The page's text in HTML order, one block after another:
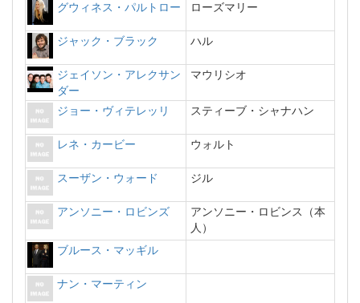
グウィネス・パルトロー ローズマリー
ジャック・ブラック ハル
ジェイソン・アレクサン
ダー
マウリシオ
ジョー・ヴィテレッリ スティーブ・シャナハン
レネ・カービー ウォルト
スーザン・ウォード ジル
アンソニー・ロビンズ
アンソニー・ロビンス（本
人）
ブルース・マッギル
ナン・マーティン